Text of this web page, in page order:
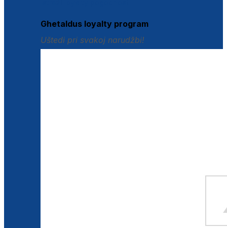
Ghetaldus loyalty program
Uštedi pri svakoj narudžbi!